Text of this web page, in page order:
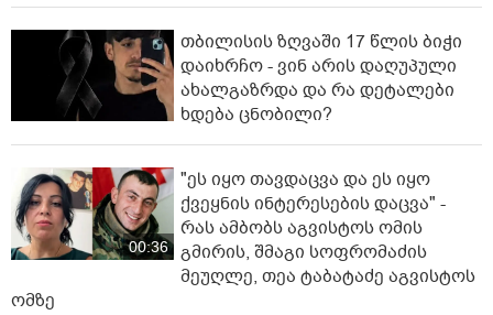
თბილისის ზღვაში 17 წლის ბიჭი
დაიხრჩო - ვინ არის დაღუპული
ახალგაზრდა და რა დეტალები
ხდება ცნობილი?
00:36
"ეს იყო თავდაცვა და ეს იყო
ქვეყნის ინტერესების დაცვა" -
რას ამბობს აგვისტოს ომის
გმირის, შმაგი სოფრომაძის
მეუღლე, თეა ტაბატაძე აგვისტოს
ომზე